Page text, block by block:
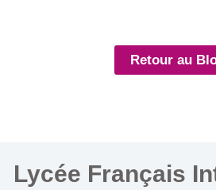
Retour au
Lycée Français